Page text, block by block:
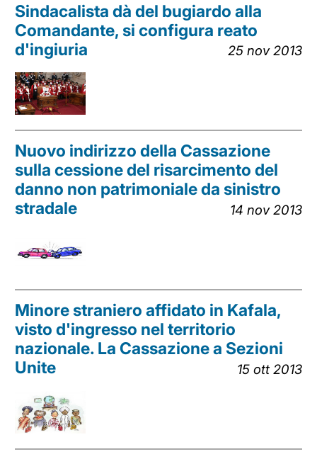
Sindacalista dà del bugiardo alla
Comandante, si configura reato
d'ingiuria
25 nov 2013
Nuovo indirizzo della Cassazione
sulla cessione del risarcimento del
danno non patrimoniale da sinistro
stradale
14 nov 2013
Minore straniero affidato in Kafala,
visto d'ingresso nel territorio
nazionale. La Cassazione a Sezioni
Unite
15 ott 2013